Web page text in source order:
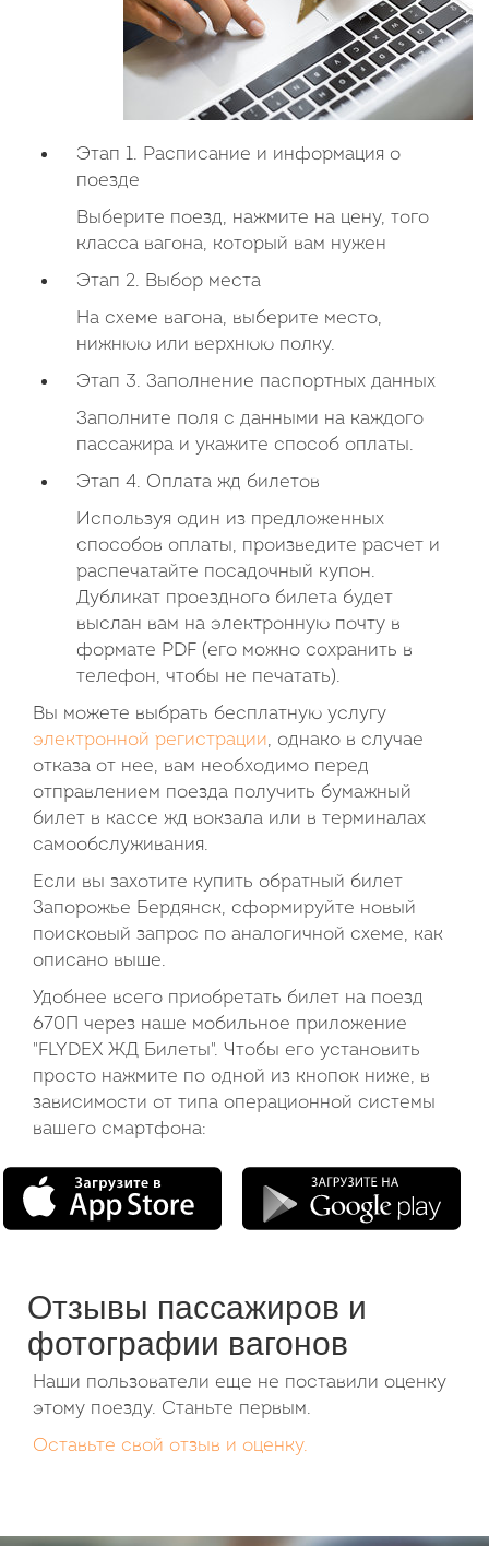
Этап 1. Расписание и информация о
поезде
Выберите поезд, нажмите на цену, того
класса вагона, который вам нужен
Этап 2. Выбор места
На схеме вагона, выберите место,
нижнюю или верхнюю полку.
Этап 3. Заполнение паспортных данных
Заполните поля с данными на каждого
пассажира и укажите способ оплаты.
Этап 4. Оплата жд билетов
Используя один из предложенных
способов оплаты, произведите расчет и
распечатайте посадочный купон.
Дубликат проездного билета будет
выслан вам на электронную почту в
формате PDF (его можно сохранить в
телефон, чтобы не печатать).
Вы можете выбрать бесплатную услугу
электронной регистрации, однако в случае
отказа от нее, вам необходимо перед
отправлением поезда получить бумажный
билет в кассе жд вокзала или в терминалах
самообслуживания.
Если вы захотите купить обратный билет
Запорожье Бердянск, сформируйте новый
поисковый запрос по аналогичной схеме, как
описано выше.
Удобнее всего приобретать билет на поезд
670П через наше мобильное приложение
"FLYDEX ЖД Билеты". Чтобы его установить
просто нажмите по одной из кнопок ниже, в
зависимости от типа операционной системы
вашего смартфона:
Отзывы пассажиров и
фотографии вагонов
Наши пользователи еще не поставили оценку
этому поезду. Станьте первым.
Оставьте свой отзыв и оценку.